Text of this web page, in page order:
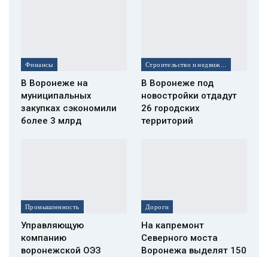
Финансы
В Воронеже на
муниципальных
закупках сэкономили
более 3 млрд
В Воронеже под
новостройки отдадут
26 городских
территорий
Промышленность
Управляющую
компанию
воронежской ОЭЗ
Дороги
На капремонт
Северного моста
Воронежа выделят 150